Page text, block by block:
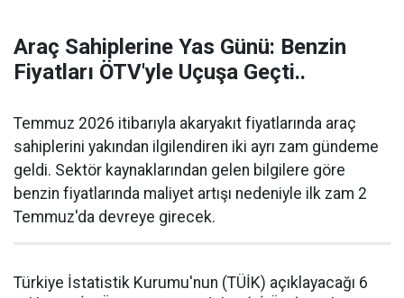
Araç Sahiplerine Yas Günü: Benzin
Fiyatları ÖTV'yle Uçuşa Geçti..
Temmuz 2026 itibarıyla akaryakıt fiyatlarında araç
sahiplerini yakından ilgilendiren iki ayrı zam gündeme
geldi. Sektör kaynaklarından gelen bilgilere göre
benzin fiyatlarında maliyet artışı nedeniyle ilk zam 2
Temmuz'da devreye girecek.
Türkiye İstatistik Kurumu'nun (TÜİK) açıklayacağı 6